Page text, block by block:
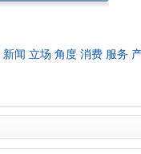
新闻 立场 角度 消费 服务